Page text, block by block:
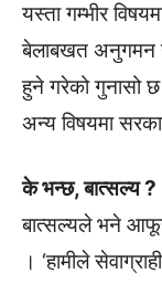
यस्ता गम्भीर
बेलाबखत अनुगमन
हुने गरेको गुनासो छ
अन्य विषयमा
के भन्छ, बात्सल्य ?
बात्सल्यले भने
। ‘हामीले